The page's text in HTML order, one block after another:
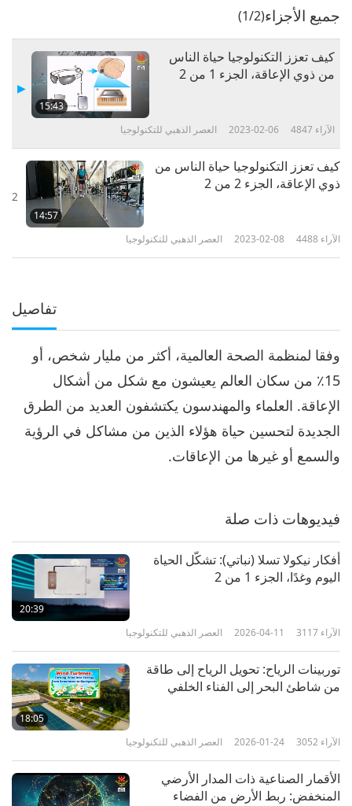
جميع الأجزاء(1/2)
15:43
كيف تعزز التكنولوجيا حياة الناس
من ذوي الإعاقة، الجزء 1 من 2
العصر الذهبي للتكنولوجيا 2023-02-06 4847 الآراء
2
14:57
كيف تعزز التكنولوجيا حياة الناس من
ذوي الإعاقة، الجزء 2 من 2
العصر الذهبي للتكنولوجيا 2023-02-08 4488 الآراء
تفاصيل
وفقا لمنظمة الصحة العالمية، أكثر من مليار شخص، أو
15٪ من سكان العالم يعيشون مع شكل من أشكال
الإعاقة. العلماء والمهندسون يكتشفون العديد من الطرق
الجديدة لتحسين حياة هؤلاء الذين من مشاكل في الرؤية
والسمع أو غيرها من الإعاقات.
فيديوهات ذات صلة
20:39
أفكار نيكولا تسلا (نباتي): تشكّل الحياة
اليوم وغدًا، الجزء 1 من 2
العصر الذهبي للتكنولوجيا 2026-04-11 3117 الآراء
18:05
توربينات الرياح: تحويل الرياح إلى طاقة
من شاطئ البحر إلى الفناء الخلفي
العصر الذهبي للتكنولوجيا 2026-01-24 3052 الآراء
الأقمار الصناعية ذات المدار الأرضي
المنخفض: ربط الأرض من الفضاء